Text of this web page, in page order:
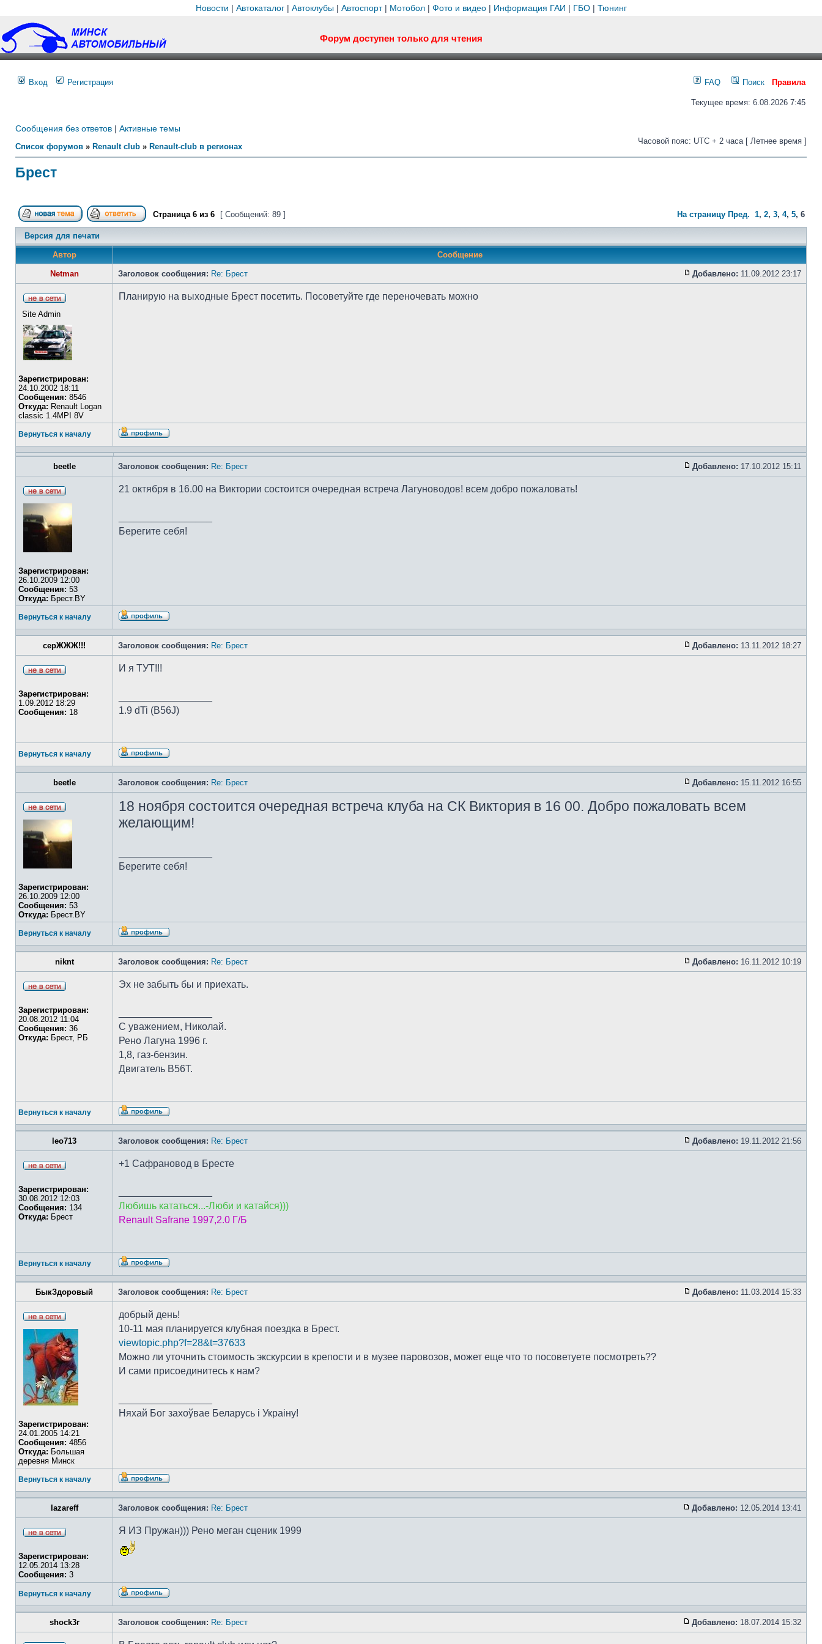
Новости | Автокаталог| Автоклубы| Автоспорт| Мотобол| Фото и видео| Информация ГАИ | ГБО| Тюнинг
Форум доступен только для чтения
Вход Регистрация FAQ Поиск Правила
Текущее время: 6.08.2026 7:45
Сообщения без ответов | Активные темы
Список форумов » Renault club » Renault-club в регионах
Часовой пояс: UTC + 2 часа [ Летнее время ]
Брест
Страница 6 из 6 [ Сообщений: 89 ] На страницу Пред. 1, 2, 3, 4, 5, 6
Версия для печати
Автор Сообщение
Netman Заголовок сообщения: Re: Брест Добавлено: 11.09.2012 23:17
Site Admin
Зарегистрирован:
24.10.2002 18:11
Сообщения: 8546
Откуда: Renault Logan
classic 1.4MPI 8V
Планирую на выходные Брест посетить. Посоветуйте где переночевать можно
Вернуться к началу
beetle Заголовок сообщения: Re: Брест Добавлено: 17.10.2012 15:11
Зарегистрирован:
26.10.2009 12:00
Сообщения: 53
Откуда: Брест.BY
21 октября в 16.00 на Виктории состоится очередная встреча Лагуноводов! всем добро пожаловать!
Берегите себя!
Вернуться к началу
серЖЖЖ!!! Заголовок сообщения: Re: Брест Добавлено: 13.11.2012 18:27
Зарегистрирован:
1.09.2012 18:29
Сообщения: 18
И я ТУТ!!!
1.9 dTi (B56J)
Вернуться к началу
beetle Заголовок сообщения: Re: Брест Добавлено: 15.11.2012 16:55
Зарегистрирован:
26.10.2009 12:00
Сообщения: 53
Откуда: Брест.BY
18 ноября состоится очередная встреча клуба на СК Виктория в 16 00. Добро пожаловать всем
желающим!
Берегите себя!
Вернуться к началу
niknt Заголовок сообщения: Re: Брест Добавлено: 16.11.2012 10:19
Зарегистрирован:
20.08.2012 11:04
Сообщения: 36
Откуда: Брест, РБ
Эх не забыть бы и приехать.
С уважением, Николай.
Рено Лагуна 1996 г.
1,8, газ-бензин.
Двигатель B56T.
Вернуться к началу
leo713 Заголовок сообщения: Re: Брест Добавлено: 19.11.2012 21:56
Зарегистрирован:
30.08.2012 12:03
Сообщения: 134
Откуда: Брест
+1 Сафрановод в Бресте
Любишь кататься...-Люби и катайся)))
Renault Safrane 1997,2.0 Г/Б
Вернуться к началу
БыкЗдоровый Заголовок сообщения: Re: Брест Добавлено: 11.03.2014 15:33
Зарегистрирован:
24.01.2005 14:21
Сообщения: 4856
Откуда: Большая
деревня Минск
добрый день!
10-11 мая планируется клубная поездка в Брест.
viewtopic.php?f=28&t=37633
Можно ли уточнить стоимость экскурсии в крепости и в музее паровозов, может еще что то посоветуете посмотреть??
И сами присоединитесь к нам?
Няхай Бог захоўвае Беларусь i Украiну!
Вернуться к началу
lazareff Заголовок сообщения: Re: Брест Добавлено: 12.05.2014 13:41
Зарегистрирован:
12.05.2014 13:28
Сообщения: 3
Я ИЗ Пружан))) Рено меган сценик 1999
Вернуться к началу
shock3r Заголовок сообщения: Re: Брест Добавлено: 18.07.2014 15:32